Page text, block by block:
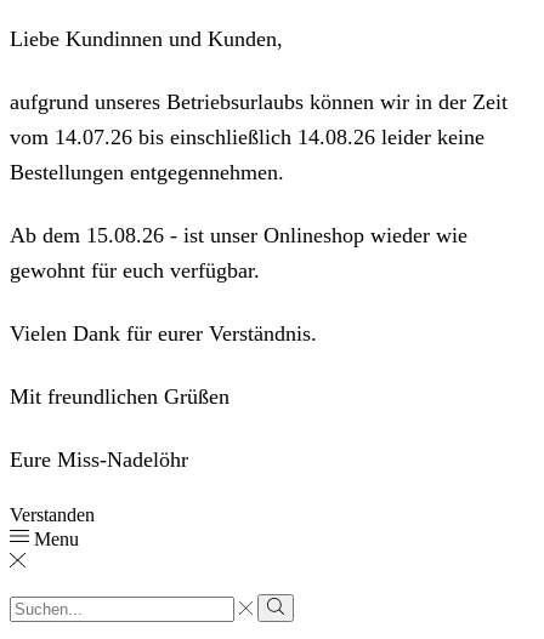
Liebe Kundinnen und Kunden,
aufgrund unseres Betriebsurlaubs können wir in der Zeit
vom 14.07.26 bis einschließlich 14.08.26 leider keine
Bestellungen entgegennehmen.
Ab dem 15.08.26 - ist unser Onlineshop wieder wie
gewohnt für euch verfügbar.
Vielen Dank für eurer Verständnis.
Mit freundlichen Grüßen
Eure Miss-Nadelöhr
Verstanden
Menu
Sucheingabe
Suche